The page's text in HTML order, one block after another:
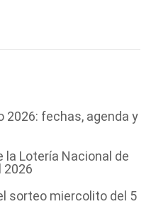
2026: fechas, agenda y
la Lotería Nacional de
2026
sorteo miercolito del 5